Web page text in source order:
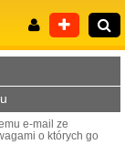
e-mail ze
o których go